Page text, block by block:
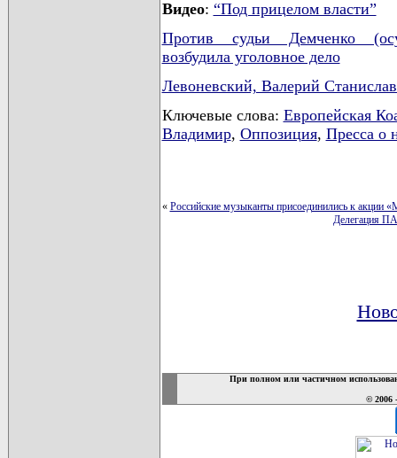
Видео: “Под прицелом власти”
Против судьи Демченко
возбудила уголовное дело
Левоневский, Валерий
Ключевые слова: Европейская
Владимир, Оппозиция, Пресса о
« Российские музыканты присоединились к акции
Делегация ПА
При полном или частичном
© 2006